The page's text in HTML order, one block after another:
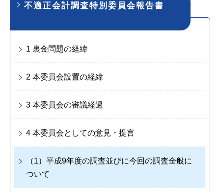
不適正会計調査特別委員会報告書
1 裏金問題の経緯
2 本委員会設置の経緯
3 本委員会の審議経過
4 本委員会としての意見・提言
（1）平成9年度の調査並びに今回の調査全般に
ついて